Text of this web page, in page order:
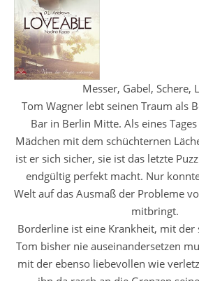
Messer, Gabel, Schere,
Tom Wagner lebt seinen Traum als
Bar in Berlin Mitte. Als eines
Mädchen mit dem schüchternen
ist er sich sicher, sie ist das letzte
endgültig perfekt macht. Nur
Welt auf das Ausmaß der Probleme
mitbringt.
Borderline ist eine Krankheit, mit der
Tom bisher nie auseinandersetzen
mit der ebenso liebevollen wie